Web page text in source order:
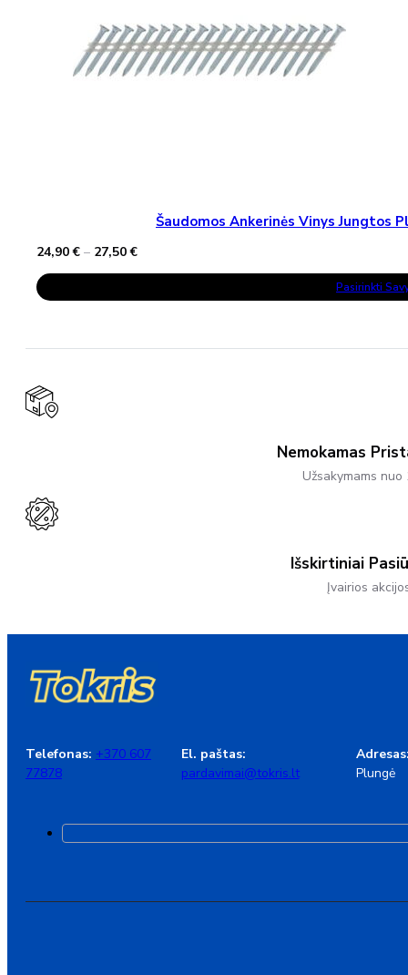
Šaudomos Ankerinės Vinys Jungtos
24,90€ – 27,50€Price
through
Pasirinkti
This
Product
Has
The
Be
Chosen
On
Nemokamas
Užsakymams nuo
Išskirtiniai
Įvairios
Telefonas: +370 607
77878
El. paštas:
pardavimai@tokris.lt
Plungė